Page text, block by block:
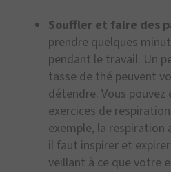
Souffler et faire des
prendre quelques
pendant le travail. Un
tasse de thé peuvent
détendre. Vous
exercices de
exemple, la respiration
il faut inspirer et
veillant à ce que votre